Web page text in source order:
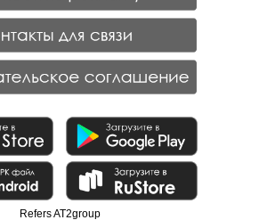
Refers AT2group